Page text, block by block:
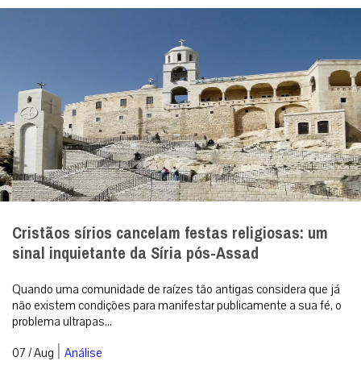
Cristãos sírios cancelam festas religiosas: um
sinal inquietante da Síria pós-Assad
Quando uma comunidade de raízes tão antigas considera que já
não existem condições para manifestar publicamente a sua fé, o
problema ultrapas...
07 / Aug | Análise